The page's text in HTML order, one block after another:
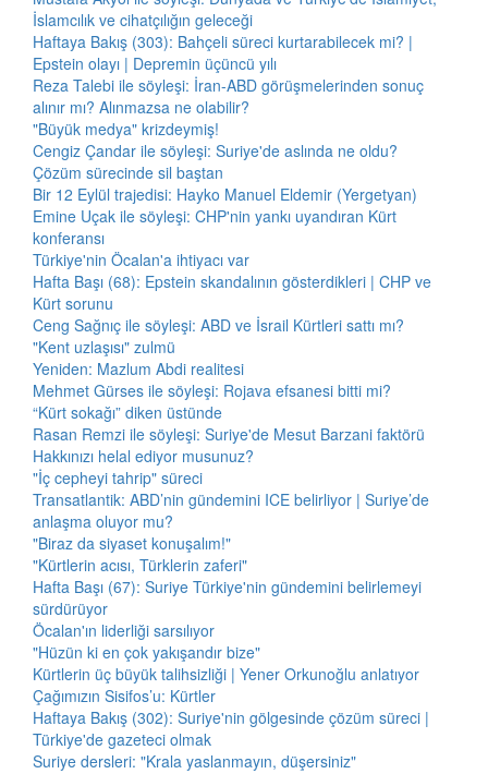
İslamcılık ve cihatçılığın geleceği
Haftaya Bakış (303): Bahçeli süreci kurtarabilecek mi? |
Epstein olayı | Depremin üçüncü yılı
Reza Talebi ile söyleşi: İran-ABD görüşmelerinden sonuç
alınır mı? Alınmazsa ne olabilir?
"Büyük medya" krizdeymiş!
Cengiz Çandar ile söyleşi: Suriye'de aslında ne oldu?
Çözüm sürecinde sil baştan
Bir 12 Eylül trajedisi: Hayko Manuel Eldemir (Yergetyan)
Emine Uçak ile söyleşi: CHP'nin yankı uyandıran Kürt
konferansı
Türkiye'nin Öcalan'a ihtiyacı var
Hafta Başı (68): Epstein skandalının gösterdikleri | CHP ve
Kürt sorunu
Ceng Sağnıç ile söyleşi: ABD ve İsrail Kürtleri sattı mı?
"Kent uzlaşısı" zulmü
Yeniden: Mazlum Abdi realitesi
Mehmet Gürses ile söyleşi: Rojava efsanesi bitti mi?
“Kürt sokağı” diken üstünde
Rasan Remzi ile söyleşi: Suriye'de Mesut Barzani faktörü
Hakkınızı helal ediyor musunuz?
"İç cepheyi tahrip" süreci
Transatlantik: ABD’nin gündemini ICE belirliyor | Suriye’de
anlaşma oluyor mu?
"Biraz da siyaset konuşalım!"
"Kürtlerin acısı, Türklerin zaferi"
Hafta Başı (67): Suriye Türkiye'nin gündemini belirlemeyi
sürdürüyor
Öcalan'ın liderliği sarsılıyor
"Hüzün ki en çok yakışandır bize"
Kürtlerin üç büyük talihsizliği | Yener Orkunoğlu anlatıyor
Çağımızın Sisifos’u: Kürtler
Haftaya Bakış (302): Suriye'nin gölgesinde çözüm süreci |
Türkiye'de gazeteci olmak
Suriye dersleri: "Krala yaslanmayın, düşersiniz"